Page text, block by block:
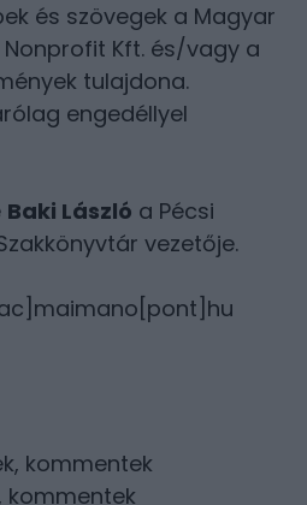
és szövegek a Magyar
Kft. és/vagy a
tulajdona.
engedéllyel
Baki László a Pécsi
vezetője.
, kommentek
kommentek